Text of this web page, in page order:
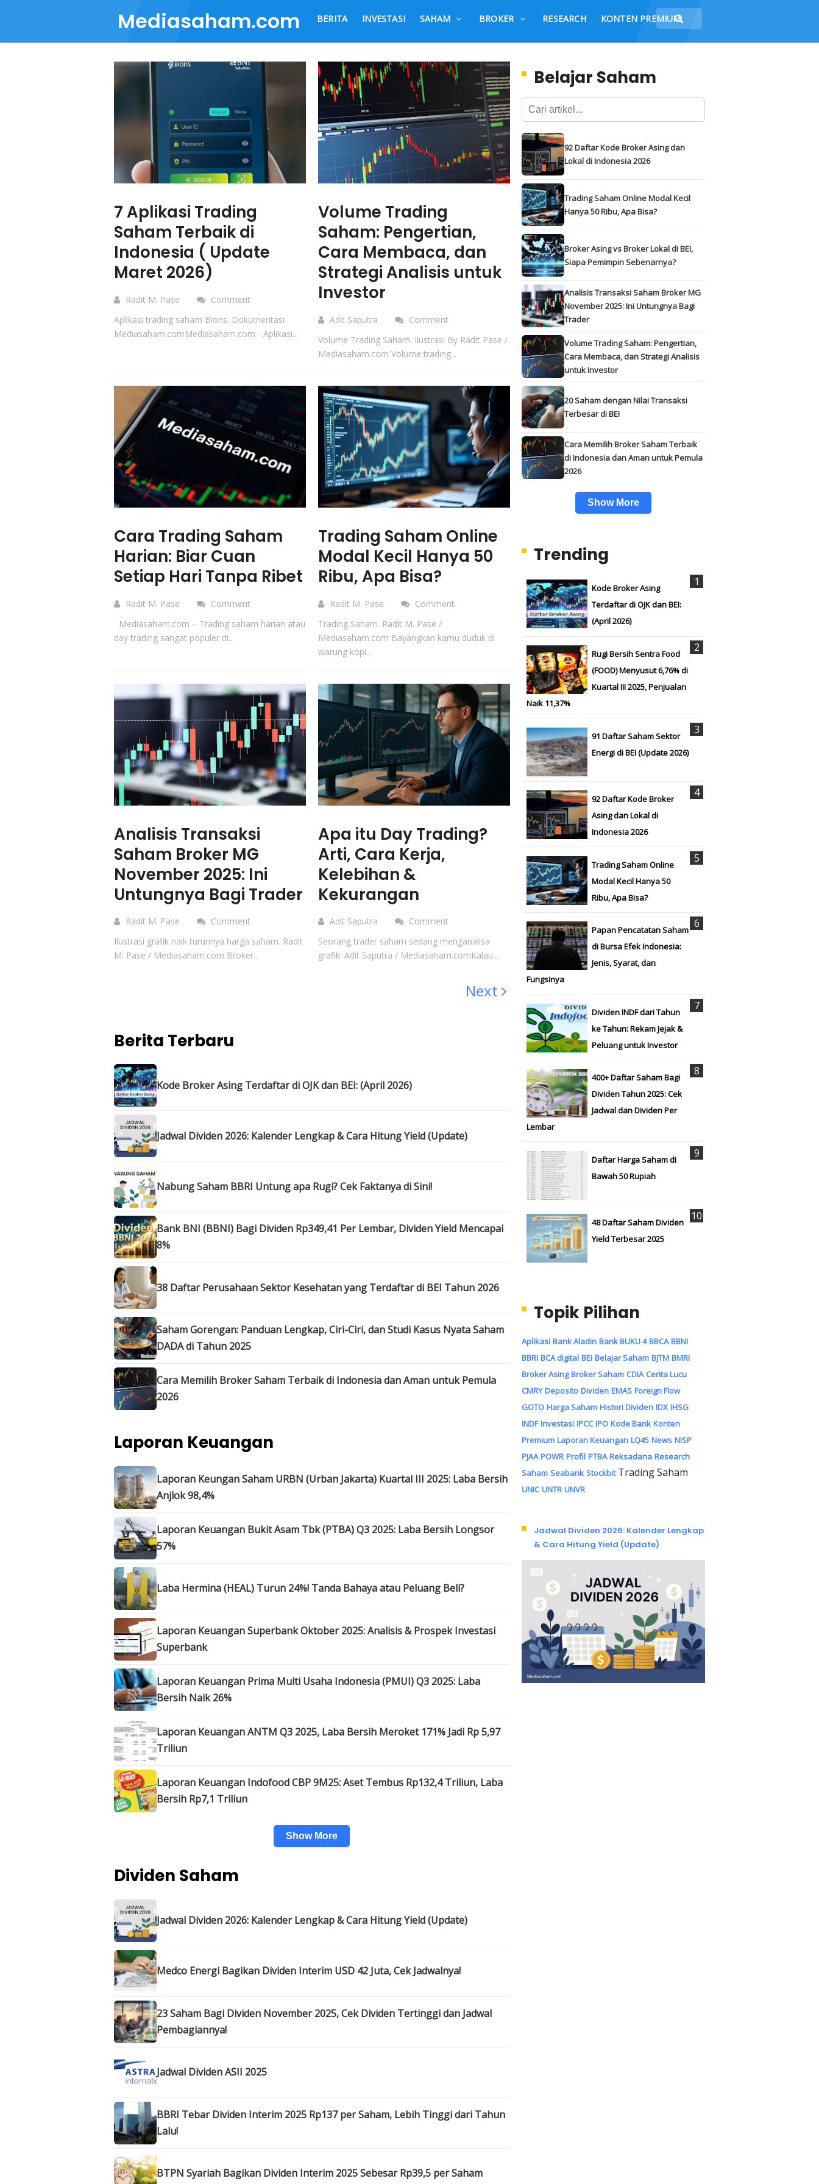
Mediasaham.com BERITA INVESTASI SAHAM BROKER RESEARCH KONTEN PREMIUM
7 Aplikasi Trading
Saham Terbaik di
Indonesia ( Update
Maret 2026)
Radit M. Pase
Comment
Aplikasi trading saham Bions. Dokumentasi
Mediasaham.comMediasaham.com - Aplikasi...
Volume Trading
Saham: Pengertian,
Cara Membaca, dan
Strategi Analisis untuk
Investor
Adit Saputra
Comment
Volume Trading Saham. Ilustrasi By Radit Pase /
Mediasaham.com Volume trading...
Cara Trading Saham
Harian: Biar Cuan
Setiap Hari Tanpa Ribet
Radit M. Pase
Comment
Mediasaham.com – Trading saham harian atau
day trading sangat populer di...
Trading Saham Online
Modal Kecil Hanya 50
Ribu, Apa Bisa?
Radit M. Pase
Comment
Trading Saham. Radit M. Pase /
Mediasaham.com Bayangkan kamu duduk di
warung kopi...
Analisis Transaksi
Saham Broker MG
November 2025: Ini
Untungnya Bagi Trader
Radit M. Pase
Comment
Ilustrasi grafik naik turunnya harga saham. Radit
M. Pase / Mediasaham.com Broker...
Apa itu Day Trading?
Arti, Cara Kerja,
Kelebihan &
Kekurangan
Adit Saputra
Comment
Seorang trader saham sedang menganalisa
grafik. Adit Saputra / Mediasaham.comKalau...
Next
Berita Terbaru
Kode Broker Asing Terdaftar di OJK dan BEI: (April 2026)
Jadwal Dividen 2026: Kalender Lengkap & Cara Hitung Yield (Update)
Nabung Saham BBRI Untung apa Rugi? Cek Faktanya di Sini!
Bank BNI (BBNI) Bagi Dividen Rp349,41 Per Lembar, Dividen Yield Mencapai
8%
38 Daftar Perusahaan Sektor Kesehatan yang Terdaftar di BEI Tahun 2026
Saham Gorengan: Panduan Lengkap, Ciri-Ciri, dan Studi Kasus Nyata Saham
DADA di Tahun 2025
Cara Memilih Broker Saham Terbaik di Indonesia dan Aman untuk Pemula
2026
Laporan Keuangan
Laporan Keungan Saham URBN (Urban Jakarta) Kuartal III 2025: Laba Bersih
Anjlok 98,4%
Laporan Keuangan Bukit Asam Tbk (PTBA) Q3 2025: Laba Bersih Longsor
57%
Laba Hermina (HEAL) Turun 24%! Tanda Bahaya atau Peluang Beli?
Laporan Keuangan Superbank Oktober 2025: Analisis & Prospek Investasi
Superbank
Laporan Keuangan Prima Multi Usaha Indonesia (PMUI) Q3 2025: Laba
Bersih Naik 26%
Laporan Keuangan ANTM Q3 2025, Laba Bersih Meroket 171% Jadi Rp 5,97
Triliun
Laporan Keuangan Indofood CBP 9M25: Aset Tembus Rp132,4 Triliun, Laba
Bersih Rp7,1 Triliun
Show More
Dividen Saham
Jadwal Dividen 2026: Kalender Lengkap & Cara Hitung Yield (Update)
Medco Energi Bagikan Dividen Interim USD 42 Juta, Cek Jadwalnya!
23 Saham Bagi Dividen November 2025, Cek Dividen Tertinggi dan Jadwal
Pembagiannya!
Jadwal Dividen ASII 2025
BBRI Tebar Dividen Interim 2025 Rp137 per Saham, Lebih Tinggi dari Tahun
Lalu!
BTPN Syariah Bagikan Dividen Interim 2025 Sebesar Rp39,5 per Saham
Belajar Saham
92 Daftar Kode Broker Asing dan
Lokal di Indonesia 2026
Trading Saham Online Modal Kecil
Hanya 50 Ribu, Apa Bisa?
Broker Asing vs Broker Lokal di BEI,
Siapa Pemimpin Sebenarnya?
Analisis Transaksi Saham Broker MG
November 2025: Ini Untungnya Bagi
Trader
Volume Trading Saham: Pengertian,
Cara Membaca, dan Strategi Analisis
untuk Investor
20 Saham dengan Nilai Transaksi
Terbesar di BEI
Cara Memilih Broker Saham Terbaik
di Indonesia dan Aman untuk Pemula
2026
Show More
Trending
Kode Broker Asing
Terdaftar di OJK dan BEI:
(April 2026)
Rugi Bersih Sentra Food
(FOOD) Menyusut 6,76% di
Kuartal III 2025, Penjualan
Naik 11,37%
91 Daftar Saham Sektor
Energi di BEI (Update 2026)
92 Daftar Kode Broker
Asing dan Lokal di
Indonesia 2026
Trading Saham Online
Modal Kecil Hanya 50
Ribu, Apa Bisa?
Papan Pencatatan Saham
di Bursa Efek Indonesia:
Jenis, Syarat, dan
Fungsinya
Dividen INDF dari Tahun
ke Tahun: Rekam Jejak &
Peluang untuk Investor
400+ Daftar Saham Bagi
Dividen Tahun 2025: Cek
Jadwal dan Dividen Per
Lembar
Daftar Harga Saham di
Bawah 50 Rupiah
48 Daftar Saham Dividen
Yield Terbesar 2025
Topik Pilihan
Aplikasi Bank Aladin Bank BUKU 4 BBCA BBNI
BBRI BCA digital BEI Belajar Saham BJTM BMRI
Broker Asing Broker Saham CDIA Cerita Lucu
CMRY Deposito Dividen EMAS Foreign Flow
GOTO Harga Saham Histori Dividen IDX IHSG
INDF Investasi IPCC IPO Kode Bank Konten
Premium Laporan Keuangan LQ45 News NISP
PJAA POWR Profil PTBA Reksadana Research
Saham Seabank Stockbit Trading Saham
UNIC UNTR UNVR
Jadwal Dividen 2026: Kalender Lengkap
& Cara Hitung Yield (Update)